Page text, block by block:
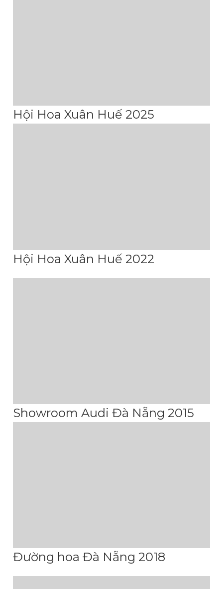
Hội Hoa Xuân Huế 2025
Hội Hoa Xuân Huế 2022
Showroom Audi Đà Nẵng 2015
Đường hoa Đà Nẵng 2018